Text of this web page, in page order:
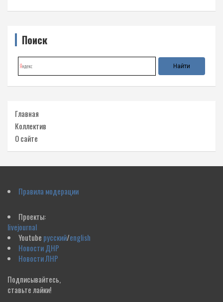
Поиск
Главная
Коллектив
О сайте
Правила модерации
Проекты:
livejournal
Youtube русский/english
Новости ДНР
Новости ЛНР
Подписывайтесь,
ставьте лайки!